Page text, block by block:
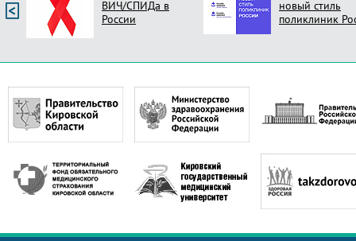
ВИЧ/СПИДа в
России
новый стиль
поликлиник